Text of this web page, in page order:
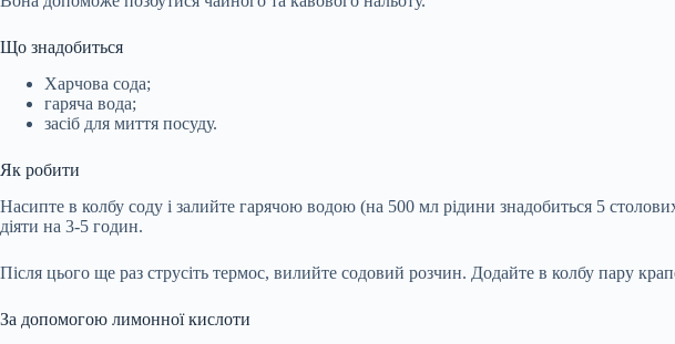
Що знадобиться
Харчова сода;
гаряча вода;
засіб для миття посуду.
Як робити
Насипте в колбу соду і залийте гарячою водою (на 500 мл рідини знадобиться 5
діяти на 3-5 годин.
Після цього ще раз струсіть термос, вилийте содовий розчин. Додайте в колбу пару
За допомогою лимонної кислоти